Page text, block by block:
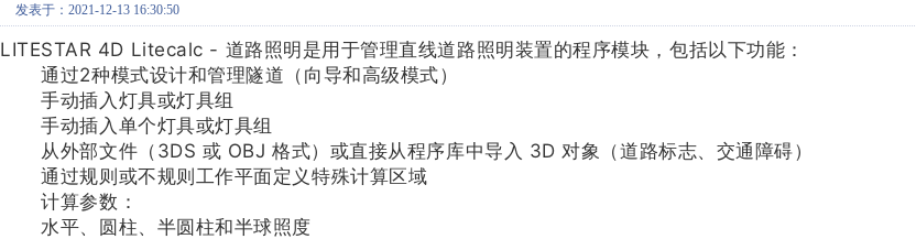
发表于：2021-12-13 16:30:50
LITESTAR 4D Litecalc - 道路照明是用于管理直线道路照明装置的程序模块，包括以下功能：
通过2种模式设计和管理隧道（向导和高级模式）
手动插入灯具或灯具组
手动插入单个灯具或灯具组
从外部文件（3DS 或 OBJ 格式）或直接从程序库中导入 3D 对象（道路标志、交通障碍）
通过规则或不规则工作平面定义特殊计算区域
计算参数：
水平、圆柱、半圆柱和半球照度